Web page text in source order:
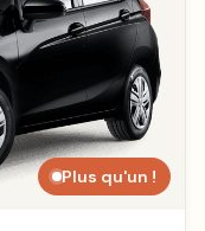
Plus qu'un !